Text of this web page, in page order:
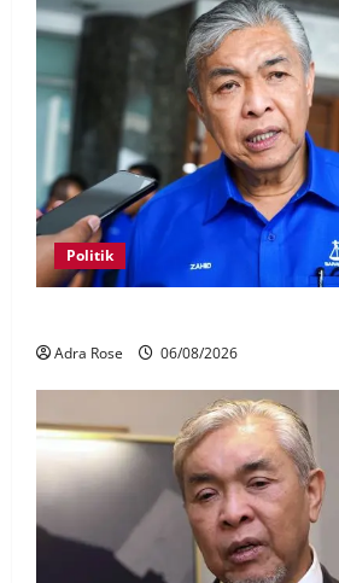
Politik
Adra Rose 06/08/2026